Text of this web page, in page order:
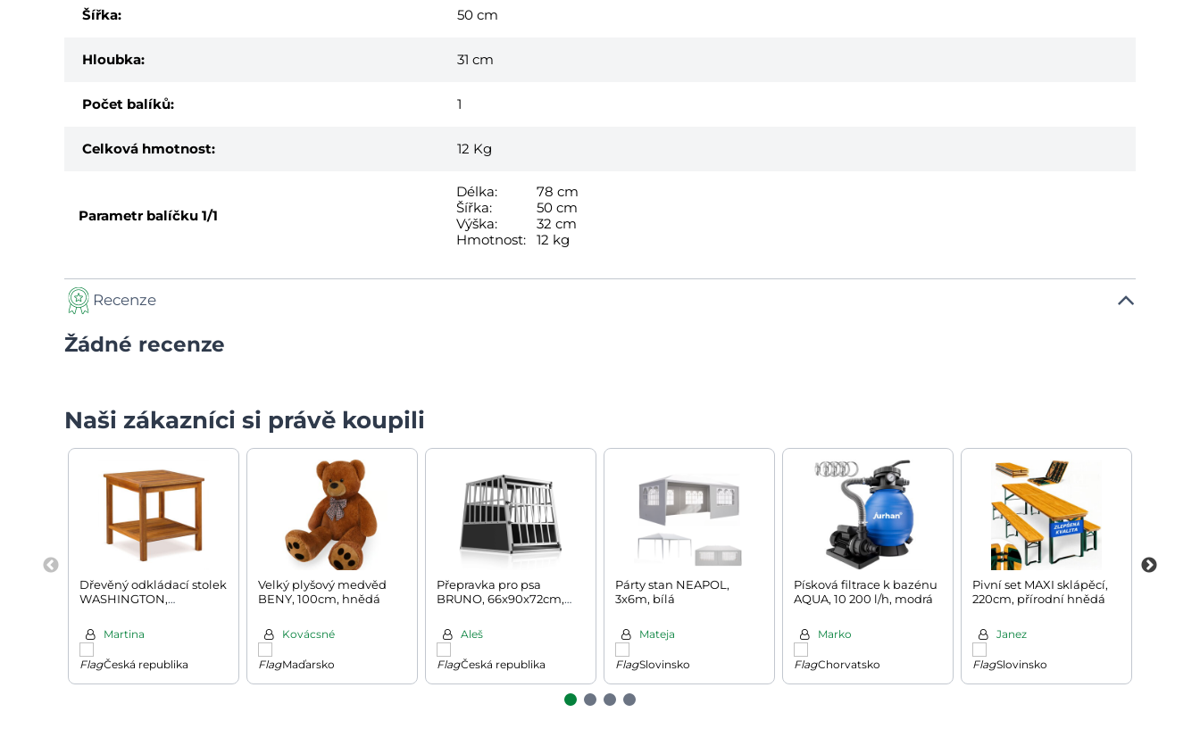
Šířka: 50 cm
Hloubka: 31 cm
Počet balíků: 1
Celková hmotnost: 12 Kg
Parametr balíčku 1/1
Délka:
78 cm
Šířka:
50 cm
Výška:
32 cm
Hmotnost:
12 kg
Recenze
Žádné recenze
Naši zákazníci si právě koupili
Dřevěný odkládací stolek
WASHINGTON,
Martina
Česká republika
Velký plyšový medvěd
BENY, 100cm, hnědá
Kovácsné
Maďarsko
Přepravka pro psa
BRUNO, 66x90x72cm,
Aleš
Česká republika
Párty stan NEAPOL,
3x6m, bílá
Mateja
Slovinsko
Písková filtrace k bazénu
AQUA, 10 200 l/h, modrá
Marko
Chorvatsko
Pivní set MAXI sklápěcí,
220cm, přírodní hnědá
Janez
Slovinsko